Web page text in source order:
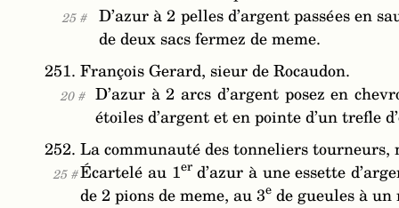
25 #
D’azur à 2 pelles d’argent passées en
de deux sacs fermez de meme.
251. François Gerard, sieur de Rocaudon.
20 # D’azur à 2 arcs d’argent posez en
étoiles d’argent et en pointe d’un trefle
252. La communauté des tonneliers
25 #Écartelé au 1erd’azur à une essette
de 2 pions de meme, au 3e de gueules à